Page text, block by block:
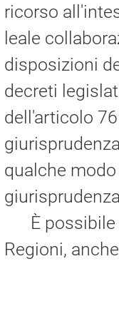
ricorso
leale
disposizioni
decreti
dell'articolo
qualche
È possibile
Regioni,